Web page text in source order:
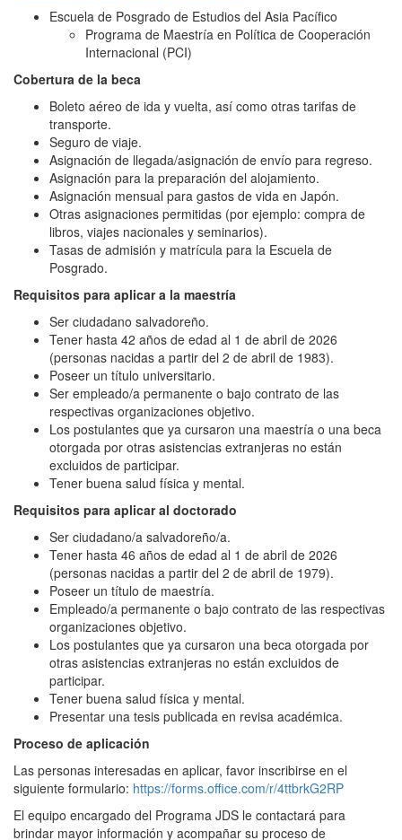
Escuela de Posgrado de Estudios del Asia Pacífico
Programa de Maestría en Política de Cooperación
Internacional (PCI)
Cobertura de la beca
Boleto aéreo de ida y vuelta, así como otras tarifas de
transporte.
Seguro de viaje.
Asignación de llegada/asignación de envío para regreso.
Asignación para la preparación del alojamiento.
Asignación mensual para gastos de vida en Japón.
Otras asignaciones permitidas (por ejemplo: compra de
libros, viajes nacionales y seminarios).
Tasas de admisión y matrícula para la Escuela de
Posgrado.
Requisitos para aplicar a la maestría
Ser ciudadano salvadoreño.
Tener hasta 42 años de edad al 1 de abril de 2026
(personas nacidas a partir del 2 de abril de 1983).
Poseer un título universitario.
Ser empleado/a permanente o bajo contrato de las
respectivas organizaciones objetivo.
Los postulantes que ya cursaron una maestría o una beca
otorgada por otras asistencias extranjeras no están
excluidos de participar.
Tener buena salud física y mental.
Requisitos para aplicar al doctorado
Ser ciudadano/a salvadoreño/a.
Tener hasta 46 años de edad al 1 de abril de 2026
(personas nacidas a partir del 2 de abril de 1979).
Poseer un título de maestría.
Empleado/a permanente o bajo contrato de las respectivas
organizaciones objetivo.
Los postulantes que ya cursaron una beca otorgada por
otras asistencias extranjeras no están excluidos de
participar.
Tener buena salud física y mental.
Presentar una tesis publicada en revisa académica.
Proceso de aplicación
Las personas interesadas en aplicar, favor inscribirse en el
siguiente formulario: https://forms.office.com/r/4ttbrkG2RP
El equipo encargado del Programa JDS le contactará para
brindar mayor información y acompañar su proceso de